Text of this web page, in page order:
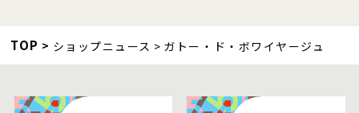
TOP ショップニュース ガトー・ド・ボワイヤージュ